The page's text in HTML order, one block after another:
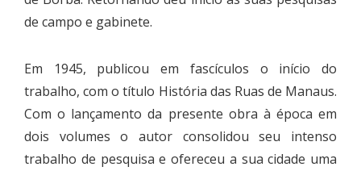
de campo e gabinete.
Em 1945, publicou em fascículos o início do
trabalho, com o título História das Ruas de Manaus.
Com o lançamento da presente obra à época em
dois volumes o autor consolidou seu intenso
trabalho de pesquisa e ofereceu a sua cidade uma